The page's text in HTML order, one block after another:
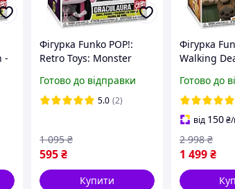
-
Фігурка Funko POP!:
Retro Toys: Monster
of Mattell Draculaura
86571
Готово до відправки
5.0 (2)
595₴
1 095 ₴
Купити
Фігурка
Walking
| Деріл
Готово до
від 150 ₴/
1 499 ₴
2 998 ₴